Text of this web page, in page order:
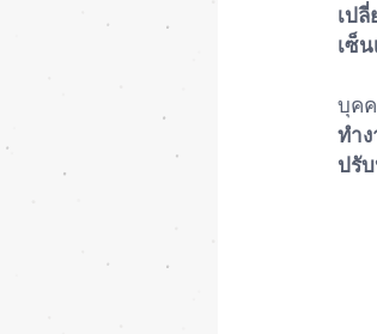
เป
เซ็
บุค
ทำง
ปรั